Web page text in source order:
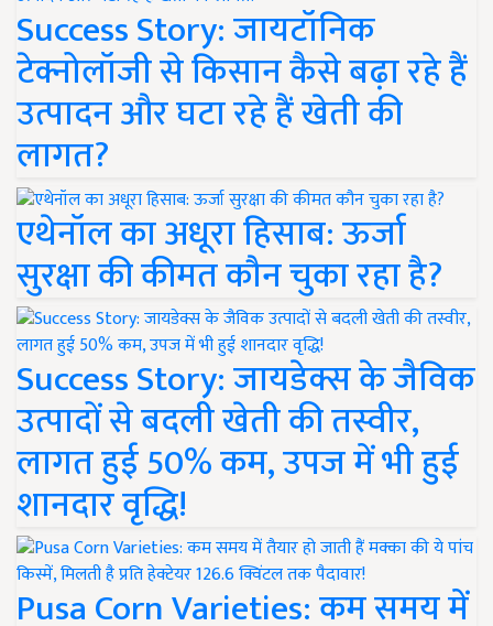
Success Story: जायटॉनिक
टेक्नोलॉजी से किसान कैसे बढ़ा रहे हैं
उत्पादन और घटा रहे हैं खेती की
लागत?
एथेनॉल का अधूरा हिसाब: ऊर्जा
सुरक्षा की कीमत कौन चुका रहा है?
Success Story: जायडेक्स के जैविक
उत्पादों से बदली खेती की तस्वीर,
लागत हुई 50% कम, उपज में भी हुई
शानदार वृद्धि!
Pusa Corn Varieties: कम समय में